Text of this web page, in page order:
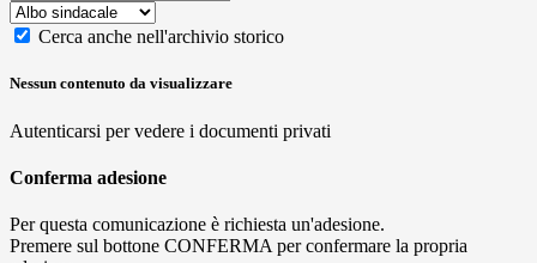
Cerca anche nell'archivio storico
Nessun contenuto da visualizzare
Autenticarsi per vedere i documenti privati
Conferma adesione
Per questa comunicazione è richiesta un'adesione.
Premere sul bottone CONFERMA per confermare la propria